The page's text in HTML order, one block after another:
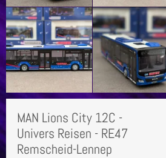
MAN Lions City 12C -
Univers Reisen - RE47
Remscheid-Lennep